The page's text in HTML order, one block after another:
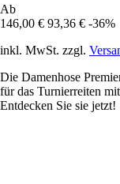
Ab
146,00 € 93,36 € -36%
inkl. MwSt. zzgl.
Die Damenhose
für das Turnierreiten
Entdecken Sie sie jetzt!